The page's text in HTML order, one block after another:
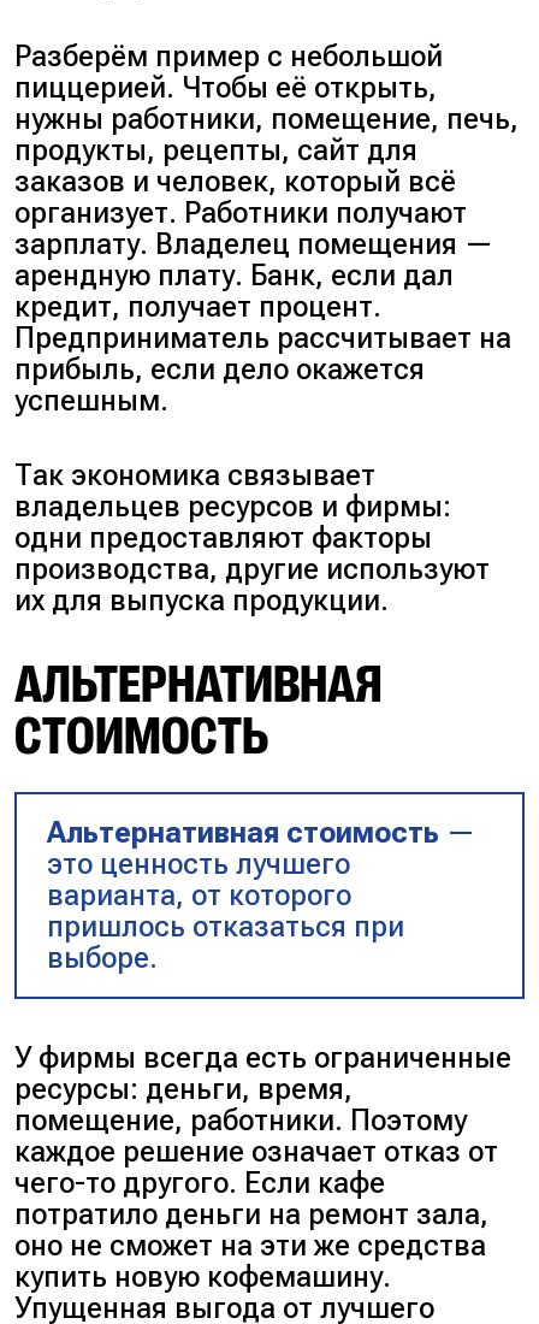
Разберём пример с небольшой
пиццерией. Чтобы её открыть,
нужны работники, помещение, печь,
продукты, рецепты, сайт для
заказов и человек, который всё
организует. Работники получают
зарплату. Владелец помещения —
арендную плату. Банк, если дал
кредит, получает процент.
Предприниматель рассчитывает на
прибыль, если дело окажется
успешным.
Так экономика связывает
владельцев ресурсов и фирмы:
одни предоставляют факторы
производства, другие используют
их для выпуска продукции.
АЛЬТЕРНАТИВНАЯ
СТОИМОСТЬ
Альтернативная стоимость —
это ценность лучшего
варианта, от которого
пришлось отказаться при
выборе.
У фирмы всегда есть ограниченные
ресурсы: деньги, время,
помещение, работники. Поэтому
каждое решение означает отказ от
чего-то другого. Если кафе
потратило деньги на ремонт зала,
оно не сможет на эти же средства
купить новую кофемашину.
Упущенная выгода от лучшего